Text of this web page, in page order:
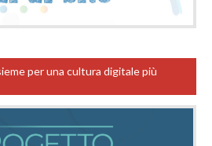
per una cultura digitale più